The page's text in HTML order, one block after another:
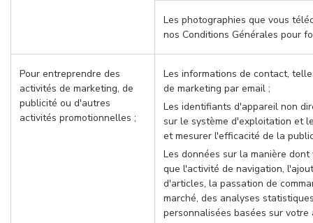
Les photographies que vous
nos Conditions Générales pour
Pour entreprendre des
activités de marketing, de
publicité ou d'autres
activités promotionnelles ;
Les informations de contact,
de marketing par email ;
Les identifiants d'appareil non
sur le système d'exploitation et
et mesurer l'efficacité de la
Les données sur la manière
que l'activité de navigation,
d'articles, la passation de
marché, des analyses
personnalisées basées sur